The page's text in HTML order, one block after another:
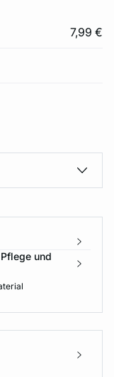
7,99 €
und